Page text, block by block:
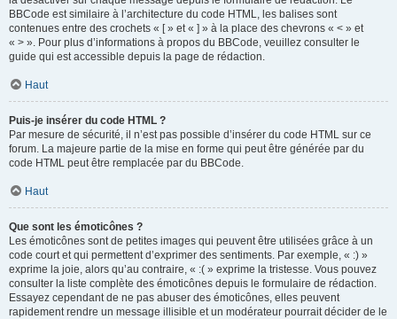
BBCode est similaire à l’architecture du code HTML, les balises sont
contenues entre des crochets « [ » et « ] » à la place des chevrons « < » et
« > ». Pour plus d’informations à propos du BBCode, veuillez consulter le
guide qui est accessible depuis la page de rédaction.
Haut
Puis-je insérer du code HTML ?
Par mesure de sécurité, il n’est pas possible d’insérer du code HTML sur ce
forum. La majeure partie de la mise en forme qui peut être générée par du
code HTML peut être remplacée par du BBCode.
Haut
Que sont les émoticônes ?
Les émoticônes sont de petites images qui peuvent être utilisées grâce à un
code court et qui permettent d’exprimer des sentiments. Par exemple, « :) »
exprime la joie, alors qu’au contraire, « :( » exprime la tristesse. Vous pouvez
consulter la liste complète des émoticônes depuis le formulaire de rédaction.
Essayez cependant de ne pas abuser des émoticônes, elles peuvent
rapidement rendre un message illisible et un modérateur pourrait décider de le